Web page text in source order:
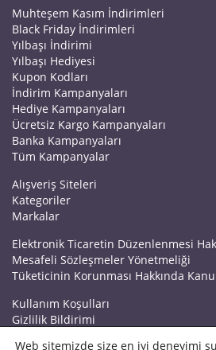
Muhteşem Kasım İndirimleri
Black Friday İndirimleri
Yılbaşı İndirimi
Yılbaşı Hediyesi
Kupon Kodları
İndirim Kampanyaları
Hediye Kampanyaları
Ücretsiz Kargo Kampanyaları
Banka Kampanyaları
Tüm Kampanyalar
Alışveriş Siteleri
Kategoriler
Markalar
Elektronik Ticaretin Düzenlenmesi
Mesafeli Sözleşmeler Yönetmeliği
Tüketicinin Korunması Hakkında
Kullanım Koşulları
Gizlilik Bildirimi
Web sitemizde size en iyi deneyimi